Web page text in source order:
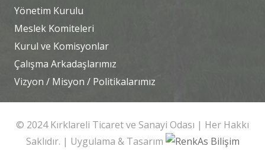
Yönetim Kurulu
Meslek Komiteleri
Kurul ve Komisyonlar
Çalışma Arkadaşlarımız
Vizyon / Misyon / Politikalarımız
© 2024 Kırklareli Ticaret ve Sanayi Odası | Her Hakkı
Saklıdır. | Uygulama & Tasarım